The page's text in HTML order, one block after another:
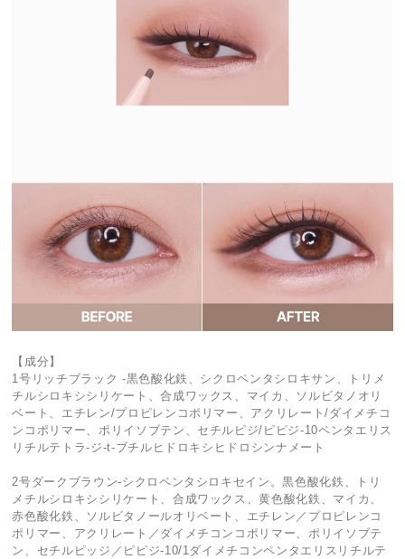
【成分】
1号リッチブラック -黒色酸化鉄、シクロペンタシロキサン、トリメ
チルシロキシシリケート、合成ワックス、マイカ、ソルビタノオリ
ベート、エチレン/プロピレンコポリマー、アクリレート/ダイメチコ
ンコポリマー、ポリイソブテン、セチルピジ/ピピジ-10ペンタエリス
リチルテトラ-ジ-t-ブチルヒドロキシヒドロシンナメート
2号ダークブラウン-シクロペンタシロキセイン。黒色酸化鉄、トリ
メチルシロキシシリケート、合成ワックス、黄色酸化鉄、マイカ、
赤色酸化鉄、ソルビタノールオリベート、エチレン／プロピレンコ
ポリマー、アクリレート／ダイメチコンコポリマー、ポリイソブテ
ン、セチルピッジ／ピピジ-10/1ダイメチコンペンタエリスリチルテ